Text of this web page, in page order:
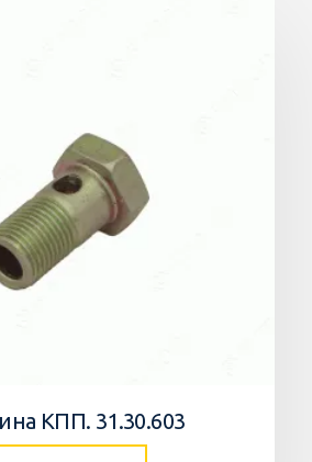
КПП. 31.30.603